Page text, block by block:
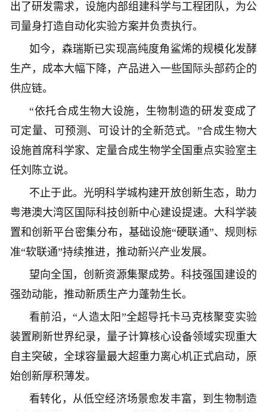
出了研发需求，设施内部组建科学与工程团队，为公
司量身打造自动化实验方案并负责执行。
如今，森瑞斯已实现高纯度角鲨烯的规模化发酵
生产，成本大幅下降，产品进入一些国际头部药企的
供应链。
“依托合成生物大设施，生物制造的研发变成了
可定量、可预测、可设计的全新范式。”合成生物大
设施首席科学家、定量合成生物学全国重点实验室主
任刘陈立说。
不止于此。光明科学城构建开放创新生态，助力
粤港澳大湾区国际科技创新中心建设提速。大科学装
置和创新平台密集分布，基础设施“硬联通”、规则标
准“软联通”持续推进，推动新兴产业发展。
望向全国，创新资源集聚成势。科技强国建设的
强劲动能，推动新质生产力蓬勃生长。
看前沿，“人造太阳”全超导托卡马克核聚变实验
装置刷新世界纪录，量子计算核心设备领域实现重大
自主突破，全球容量最大超重力离心机正式启动，原
始创新厚积薄发。
看转化，从低空经济场景愈发丰富，到生物制造